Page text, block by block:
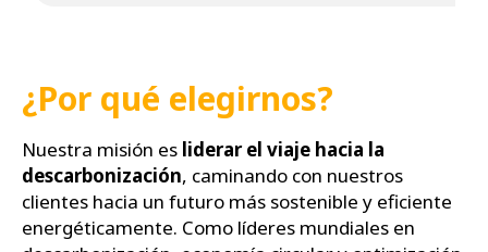
¿Por qué elegirnos?
Nuestra misión es liderar el viaje hacia la
descarbonización, caminando con nuestros
clientes hacia un futuro más sostenible y eficiente
energéticamente. Como líderes mundiales en